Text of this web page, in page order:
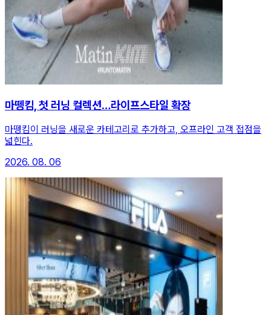
마뗑킴, 첫 러닝 컬렉션…라이프스타일 확장
마뗑킴이 러닝을 새로운 카테고리로 추가하고, 오프라인 고객 접점을
넓힌다.
2026. 08. 06